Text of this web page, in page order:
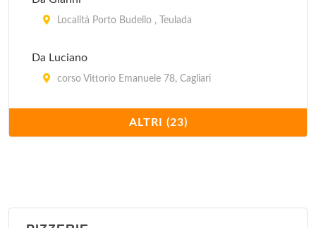
Località Porto Budello , Teulada
Da Luciano
corso Vittorio Emanuele 78, Cagliari
via Lepanto 6, Cagliari
ALTRI (23)